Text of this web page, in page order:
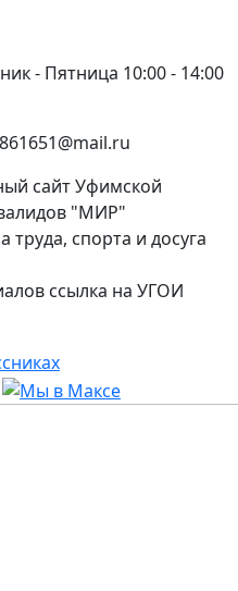
- Пятница 10:00 - 14:00
сайт Уфимской
"МИР"
труда, спорта и досуга
ссылка на УГОИ